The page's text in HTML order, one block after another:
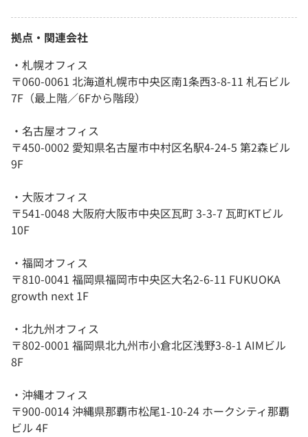
拠点・関連会社
・札幌オフィス
〒060-0061 北海道札幌市中央区南1条西3-8-11 札石ビル
7F（最上階／6Fから階段）
・名古屋オフィス
〒450-0002 愛知県名古屋市中村区名駅4-24-5 第2森ビル
9F
・大阪オフィス
〒541-0048 大阪府大阪市中央区瓦町 3-3-7 瓦町KTビル
10F
・福岡オフィス
〒810-0041 福岡県福岡市中央区大名2-6-11 FUKUOKA
growth next 1F
・北九州オフィス
〒802-0001 福岡県北九州市小倉北区浅野3-8-1 AIMビル
8F
・沖縄オフィス
〒900-0014 沖縄県那覇市松尾1-10-24 ホークシティ那覇
ビル 4F